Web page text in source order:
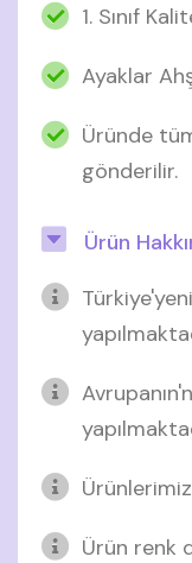
1. Sınıf
Ayaklar
Üründe
gönderilir.
Ürün
Ürün renk